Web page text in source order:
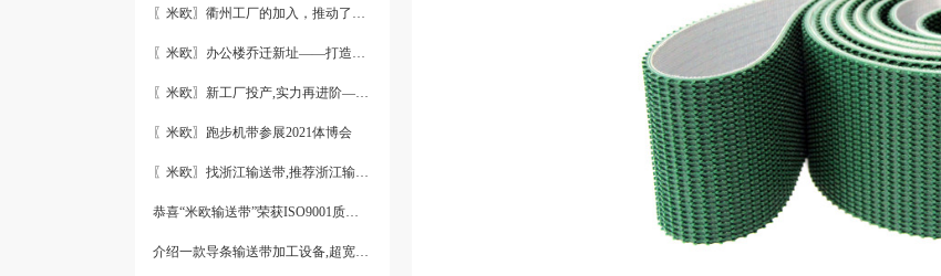
〖米欧〗衢州工厂的加入，推动了产能更节约了成本。
〖米欧〗办公楼乔迁新址——打造新起点 再著新篇章
〖米欧〗新工厂投产,实力再进阶—米欧带业衢州工厂投产并平稳运
〖米欧〗跑步机带参展2021体博会
〖米欧〗找浙江输送带,推荐浙江输送带生产厂家“米欧”
恭喜“米欧输送带”荣获ISO9001质量体系认证
介绍一款导条输送带加工设备,超宽输送带利器